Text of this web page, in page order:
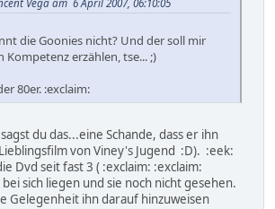
Vega am 6 April 2007, 06:10:05
die Goonies nicht? Und der soll mir
Kompetenz erzählen, tse... ;)
80er. :exclaim:
du das...eine Schande, dass er ihn
von Viney's Jugend :D). :eek:
Dvd seit fast 3 ( :exclaim: :exclaim:
sich liegen und sie noch nicht gesehen.
Gelegenheit ihn darauf hinzuweisen